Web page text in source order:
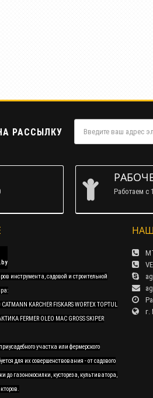
РАССЫЛКУ
Работаем c
инструмента, садовой и строительной
KARCHER FISKARS WORTEX TOPTUL
FERMER OLEO MAC GROSS SKIPER
участка или фермерского
для их совершенствования - от садового
газонокосилки, кустореза, культиватора,
г.